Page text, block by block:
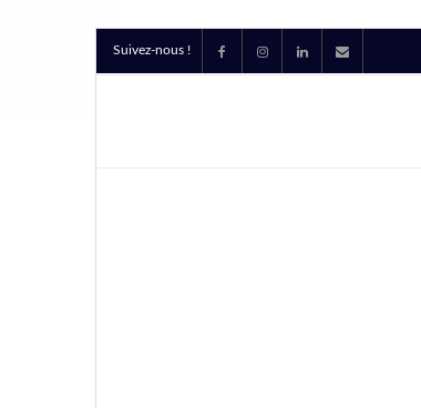
Suivez-nous !